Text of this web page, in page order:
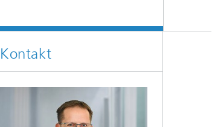
Katalyse
Technologieökonomik und
Nachhaltigkeitsanalyse
Kontakt